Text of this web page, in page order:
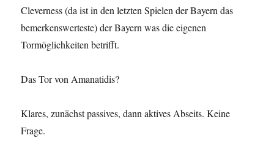
Cleverness (da ist in den letzten Spielen der Bayern das
bemerkenswerteste) der Bayern was die eigenen
Tormöglichkeiten betrifft.
Das Tor von Amanatidis?
Klares, zunächst passives, dann aktives Abseits. Keine
Frage.